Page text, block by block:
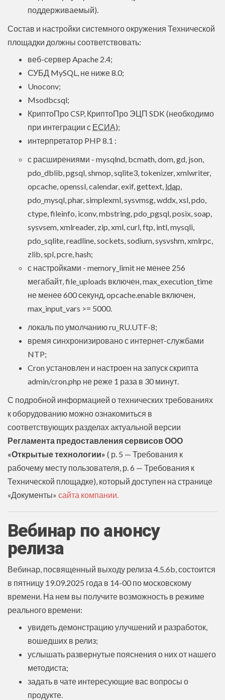
поддерживаемый).
Состав и настройки системного окружения Технической
площадки должны соответствовать:
веб-сервер Apache 2.4;
СУБД MySQL, не ниже 8.0;
Unoconv;
Msodbcsql;
КриптоПро CSP, КриптоПро ЭЦП SDK (необходимо
при интеграции с ЕСИА);
интерпретатор PHP 8.1 :
с расширениями - mysqlnd, bcmath, dom, gd, json,
pdo_dblib, pgsql, shmop, sqlite3, tokenizer, xmlwriter,
opcache, openssl, calendar, exif, gettext, ldap
pdo_mysql, phar, simplexml, sysvmsg, wddx, xsl, pdo,
ctype, fileinfo, iconv, mbstring, pdo_pgsql, posix, soap,
sysvsem, xmlreader, zip, xml, curl, ftp, intl, mysqli,
pdo_sqlite, readline, sockets, sodium, sysvshm, xmlrpc,
zlib, spl, pcre, hash;
с настройками - memory_limit не менее 256
мегабайт, file_uploads включен, max_execution_time
не менее 600 секунд, opcache.enable включен,
max_input_vars >= 5000.
локаль по умолчанию ru_RU.UTF-8;
время синхронизировано с интернет-службами
NTP;
Cron установлен и настроен на запуск скрипта
admin/cron.php не реже 1 раза в 30 минут.
С подробной информацией о технических требованиях
к оборудованию можно ознакомиться в
соответствующих разделах актуальной версии
Регламента предоставления сервисов ООО
«Открытые технологии» ( р. 5 — Требования к
рабочему месту пользователя, р. 6 — Требования к
Технической площадке), который доступен на странице
«Документы» сайта компании.
Вебинар по анонсу
релиза
Вебинар, посвященный выходу релиза 4.5.6b, состоится
в пятницу 19.09.2025 года в 14-00 по московскому
времени. На нем вы получите возможность в режиме
реального времени:
увидеть демонстрацию улучшений и разработок,
вошедших в релиз;
услышать развернутые пояснения о них от нашего
методиста;
задать в чате интересующие вас вопросы о
продукте.